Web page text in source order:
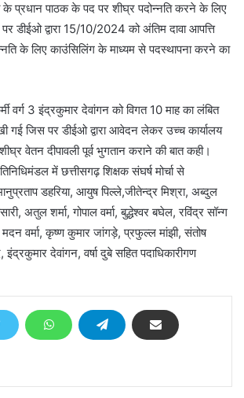
के प्रधान पाठक के पद पर शीघ्र पदोन्नति करने के लिए
डीईओ द्वारा 15/10/2024 को अंतिम दावा आपत्ति
के लिए काउंसिलिंग के माध्यम से पदस्थापना करने का
वर्ग 3 इंद्रकुमार देवांगन को विगत 10 माह का लंबित
गई जिस पर डीईओ द्वारा आवेदन लेकर उच्च कार्यालय
वेतन दीपावली पूर्व भुगतान कराने की बात कही।
में छत्तीसगढ़ शिक्षक संघर्ष मोर्चा से
डहरिया, आयुष पिल्ले,जीतेन्द्र मिश्रा, अब्दुल
अतुल शर्मा, गोपाल वर्मा, बुद्धेश्वर बघेल, रविंद्र सॉन्ग
वर्मा, कृष्ण कुमार जांगड़े, प्रफुल्ल मांझी, संतोष
इंद्रकुमार देवांगन, वर्षा दुबे सहित पदाधिकारीगण